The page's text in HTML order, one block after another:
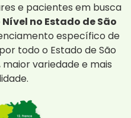
e pacientes em busca
no Estado de São
específico de
todo o Estado de São
variedade e mais